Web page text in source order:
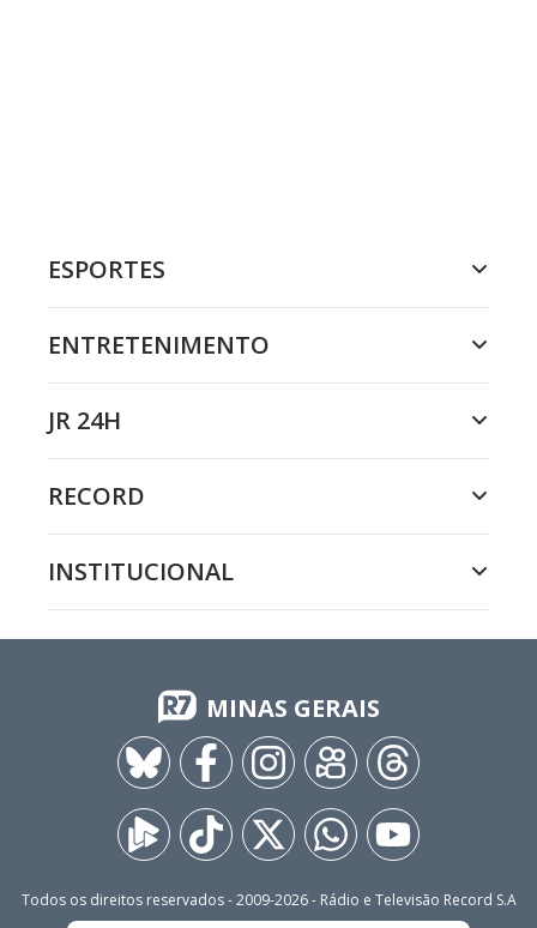
ESPORTES
ENTRETENIMENTO
JR 24H
RECORD
INSTITUCIONAL
MINAS GERAIS
Todos os direitos reservados - 2009-2026- Rádio e Televisão Record S.A